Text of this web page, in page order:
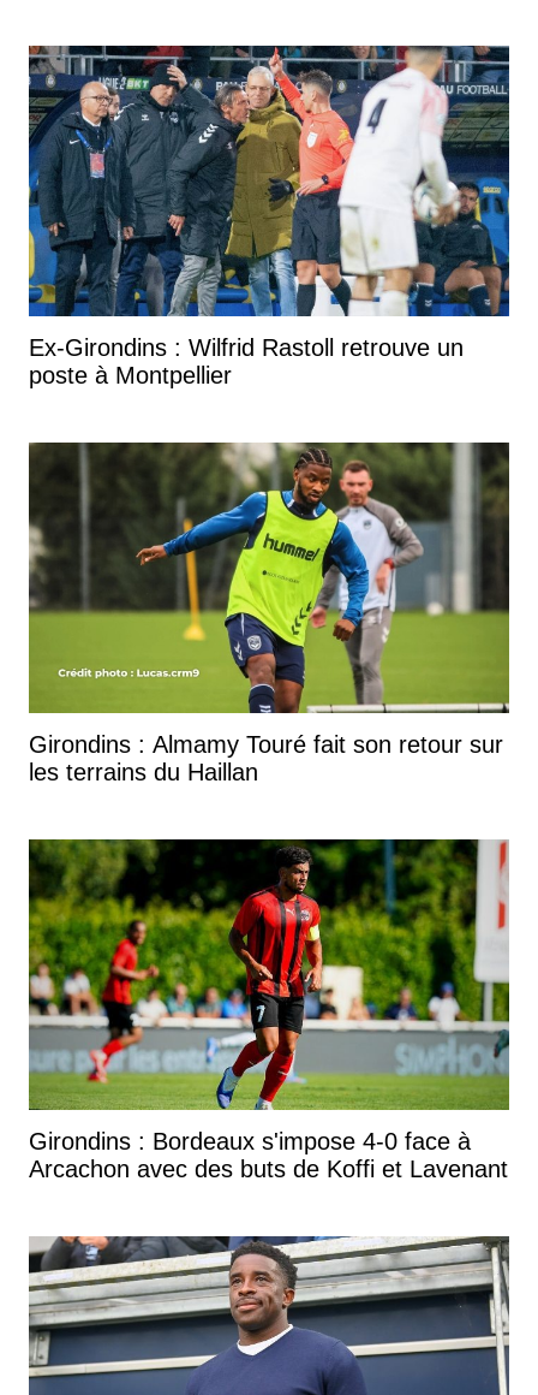
Ex-Girondins : Wilfrid Rastoll retrouve un
poste à Montpellier
Girondins : Almamy Touré fait son retour sur
les terrains du Haillan
Girondins : Bordeaux s'impose 4-0 face à
Arcachon avec des buts de Koffi et Lavenant